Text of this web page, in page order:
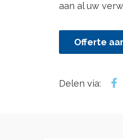
aan al uw
Offerte
Delen via: